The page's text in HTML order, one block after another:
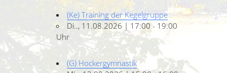
(Ke) Training der Kegelgruppe
Di.., 11.08.2026 | 17:00 - 19:00
Uhr
(G) Hockergymnastik